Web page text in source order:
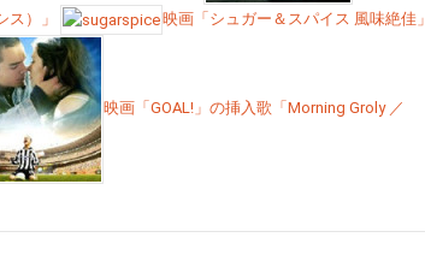
）」 映画「シュガー＆スパイス 風味絶佳」
映画「GOAL!」の挿入歌「Morning Groly ／